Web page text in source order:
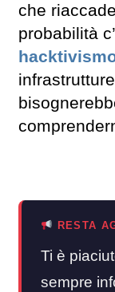
che
probabilità
RESTA
Ti è
sempre